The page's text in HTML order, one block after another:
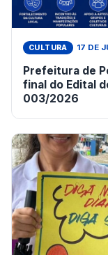
CULTURA 17 DE
Prefeitura de
final do Edital
003/2026